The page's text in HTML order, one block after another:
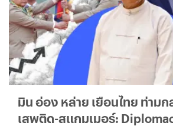
มิน อ่อง หล่าย เยือนไทย ท่าม
เสพติด-สแกมเมอร์: